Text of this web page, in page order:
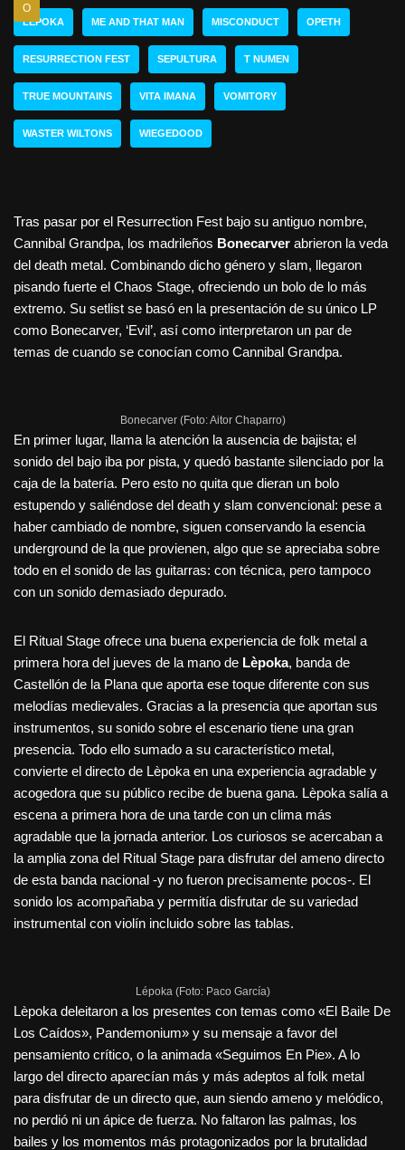
O
LEPOKA ME AND THAT MAN MISCONDUCT OPETH
RESURRECTION FEST SEPULTURA T NUMEN
TRUE MOUNTAINS VITA IMANA VOMITORY
WASTER WILTONS WIEGEDOOD
Tras pasar por el Resurrection Fest bajo su antiguo nombre,
Cannibal Grandpa, los madrileños Bonecarver abrieron la veda
del death metal. Combinando dicho género y slam, llegaron
pisando fuerte el Chaos Stage, ofreciendo un bolo de lo más
extremo. Su setlist se basó en la presentación de su único LP
como Bonecarver, ‘Evil’, así como interpretaron un par de
temas de cuando se conocían como Cannibal Grandpa.
Bonecarver (Foto: Aitor Chaparro)
En primer lugar, llama la atención la ausencia de bajista; el
sonido del bajo iba por pista, y quedó bastante silenciado por la
caja de la batería. Pero esto no quita que dieran un bolo
estupendo y saliéndose del death y slam convencional: pese a
haber cambiado de nombre, siguen conservando la esencia
underground de la que provienen, algo que se apreciaba sobre
todo en el sonido de las guitarras: con técnica, pero tampoco
con un sonido demasiado depurado.
El Ritual Stage ofrece una buena experiencia de folk metal a
primera hora del jueves de la mano de Lèpoka, banda de
Castellón de la Plana que aporta ese toque diferente con sus
melodías medievales. Gracias a la presencia que aportan sus
instrumentos, su sonido sobre el escenario tiene una gran
presencia. Todo ello sumado a su característico metal,
convierte el directo de Lèpoka en una experiencia agradable y
acogedora que su público recibe de buena gana. Lèpoka salía a
escena a primera hora de una tarde con un clima más
agradable que la jornada anterior. Los curiosos se acercaban a
la amplia zona del Ritual Stage para disfrutar del ameno directo
de esta banda nacional -y no fueron precisamente pocos-. El
sonido los acompañaba y permitía disfrutar de su variedad
instrumental con violín incluido sobre las tablas.
Lépoka (Foto: Paco García)
Lèpoka deleitaron a los presentes con temas como «El Baile De
Los Caídos», Pandemonium» y su mensaje a favor del
pensamiento crítico, o la animada «Seguimos En Pie». A lo
largo del directo aparecían más y más adeptos al folk metal
para disfrutar de un directo que, aun siendo ameno y melódico,
no perdió ni un ápice de fuerza. No faltaron las palmas, los
bailes y los momentos más protagonizados por la brutalidad